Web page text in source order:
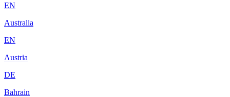
EN
Australia
EN
Austria
DE
Bahrain